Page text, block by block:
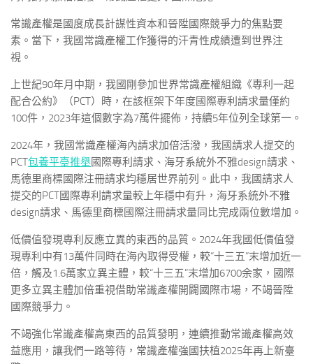
常識產權是國度成長計謀性資本和晉陞國際競爭力的焦點要
素。當下，我國常識產權工作獲得的汗青性成績遭到世界注
視。
上世紀90年月中期，我國剛參加世界常識產權組織《專利一起
配合公約》（PCT）時，在該框架下年度國際專利請求量僅約
100件，2023年這個數字為7萬件擺佈，持續5年位列全球第一。
2024年，我國常識產權海內請求加倍活潑，我國請求人提交的
PCT包養平臺推舉國際專利請求、海牙系統外不雅design請求、
馬德里商標國際注冊請求均穩居世界前列。此中，我國請求人
提交的PCT國際專利請求量較上年穩中有升，海牙系統外不雅
design請求、馬德里商標國際注冊請求量同比完成兩位數增加。
低價值發現專利反應立異的東西的品質。2024年我國低價值發
現專利中有13萬件同時在海內取得受權，較“十三五”末增加近一
倍，觸及1.6萬家立異主體，較“十三五”末增加6700余家，國際
更多立異主體加倍重視借助常識產權開闢國際市場，不竭晉陞
國際競爭力。
不竭強化常識產權高東西的品質發明，連續推動常識產權高效
益應用，讓我們一路等待，常識產權強國扶植2025年再上新臺